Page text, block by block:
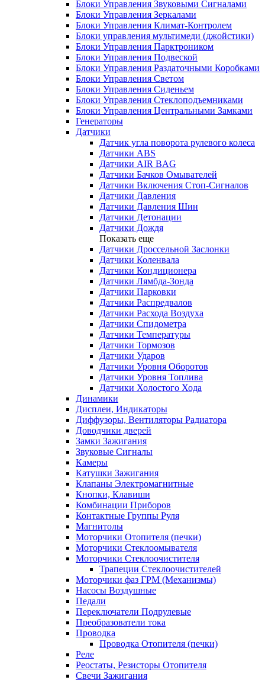
Блоки Управления Звуковыми Сигналами
Блоки Управления Зеркалами
Блоки Управления Климат-Контролем
Блоки управления мультимеди (джойстики)
Блоки Управления Парктроником
Блоки Управления Подвеской
Блоки Управления Раздаточными Коробками
Блоки Управления Светом
Блоки Управления Сиденьем
Блоки Управления Стеклоподъемниками
Блоки Управления Центральными Замками
Генераторы
Датчики
Датчик угла поворота рулевого колеса
Датчики ABS
Датчики AIR BAG
Датчики Бачков Омывателей
Датчики Включения Стоп-Сигналов
Датчики Давления
Датчики Давления Шин
Датчики Детонации
Датчики Дождя
Показать еще
Датчики Дроссельной Заслонки
Датчики Коленвала
Датчики Кондиционера
Датчики Лямбда-Зонда
Датчики Парковки
Датчики Распредвалов
Датчики Расхода Воздуха
Датчики Спидометра
Датчики Температуры
Датчики Тормозов
Датчики Ударов
Датчики Уровня Оборотов
Датчики Уровня Топлива
Датчики Холостого Хода
Динамики
Дисплеи, Индикаторы
Диффузоры, Вентиляторы Радиатора
Доводчики дверей
Замки Зажигания
Звуковые Сигналы
Камеры
Катушки Зажигания
Клапаны Электромагнитные
Кнопки, Клавиши
Комбинации Приборов
Контактные Группы Руля
Магнитолы
Моторчики Отопителя (печки)
Моторчики Стеклоомывателя
Моторчики Стеклоочистителя
Трапеции Стеклоочистителей
Моторчики фаз ГРМ (Механизмы)
Насосы Воздушные
Педали
Переключатели Подрулевые
Преобразователи тока
Проводка
Проводка Отопителя (печки)
Реле
Реостаты, Резисторы Отопителя
Свечи Зажигания